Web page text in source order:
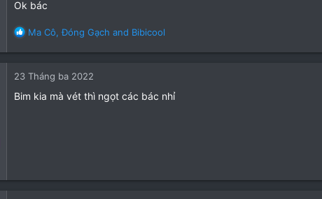
Ok bác
R
t
i
Ma Cô,Đóng Gạch and Bibicool
23 Tháng ba 2022
Bim kia mà vét thì ngọt các bác nhỉ